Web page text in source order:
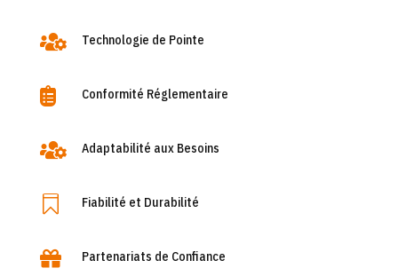
 Technologie de Pointe
 Conformité Réglementaire
 Adaptabilité aux Besoins
 Fiabilité et Durabilité
 Partenariats de Confiance